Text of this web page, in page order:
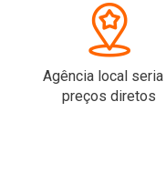
Agência local seria
preços diretos